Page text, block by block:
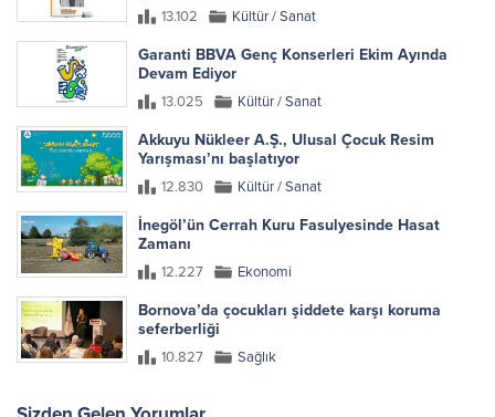
13.102 Kültür / Sanat
Garanti BBVA Genç Konserleri Ekim Ayında
Devam Ediyor
13.025 Kültür / Sanat
Akkuyu Nükleer A.Ş., Ulusal Çocuk Resim
Yarışması’nı başlatıyor
12.830 Kültür / Sanat
İnegöl’ün Cerrah Kuru Fasulyesinde Hasat
Zamanı
12.227 Ekonomi
Bornova’da çocukları şiddete karşı koruma
seferberliği
10.827 Sağlık